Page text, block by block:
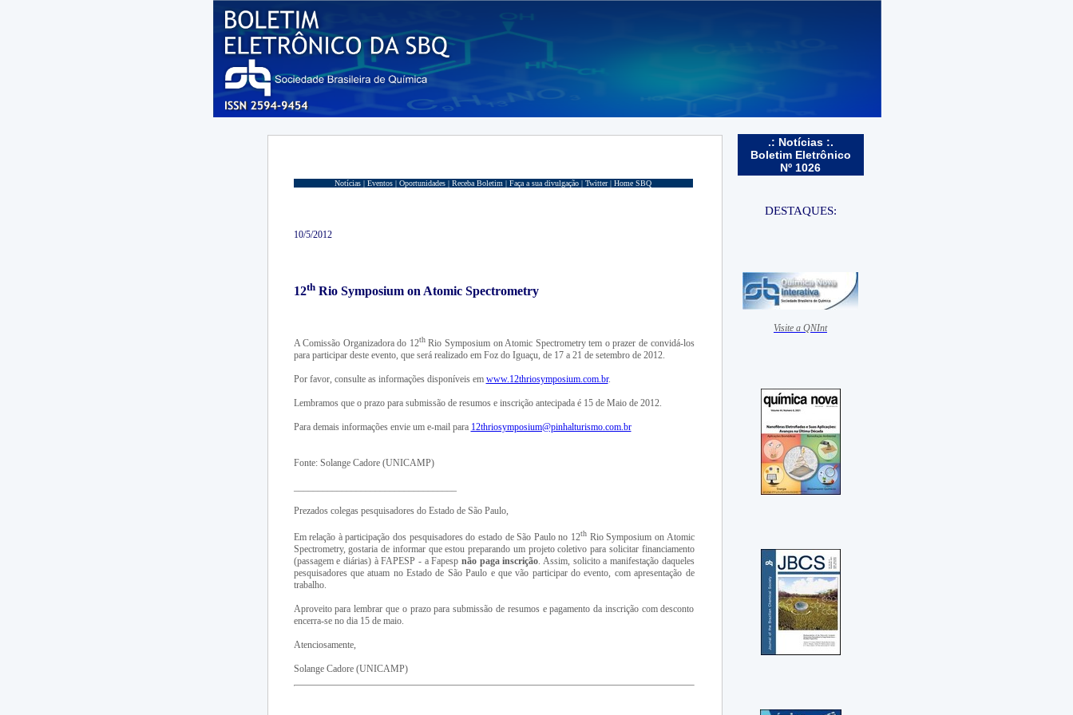
.: Notícias :.
Boletim Eletrônico
Nº 1026
DESTAQUES:
Visite a QNInt
Notícias | Eventos | Oportunidades | Receba Boletim | Faça a sua divulgação | Twitter | Home SBQ
10/5/2012
12thRio Symposium on Atomic Spectrometry
A Comissão Organizadora do 12thRio Symposium on Atomic Spectrometry tem o prazer de convidá-los
para participar deste evento, que será realizado em Foz do Iguaçu, de 17 a 21 de setembro de 2012.
Por favor, consulte as informações disponíveis em www.12thriosymposium.com.br.
Lembramos que o prazo para submissão de resumos e inscrição antecipada é 15 de Maio de 2012.
Para demais informações envie um e-mail para 12thriosymposium@pinhalturismo.com.br
Fonte: Solange Cadore (UNICAMP)
Prezados colegas pesquisadores do Estado de São Paulo,
Em relação à participação dos pesquisadores do estado de São Paulo no 12th Rio Symposium on Atomic
Spectrometry, gostaria de informar que estou preparando um projeto coletivo para solicitar financiamento
(passagem e diárias) à FAPESP - a Fapesp não paga inscrição. Assim, solicito a manifestação daqueles
pesquisadores que atuam no Estado de São Paulo e que vão participar do evento, com apresentação de
trabalho.
Aproveito para lembrar que o prazo para submissão de resumos e pagamento da inscrição com desconto
encerra-se no dia 15 de maio.
Atenciosamente,
Solange Cadore (UNICAMP)